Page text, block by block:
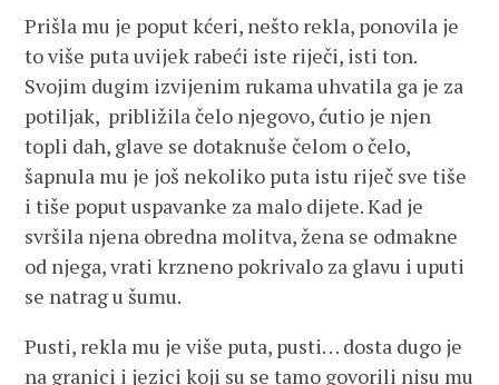
Prišla mu je poput kćeri, nešto rekla, ponovila je
to više puta uvijek rabeći iste riječi, isti ton.
Svojim dugim izvijenim rukama uhvatila ga je za
potiljak, približila čelo njegovo, ćutio je njen
topli dah, glave se dotaknuše čelom o čelo,
šapnula mu je još nekoliko puta istu riječ sve tiše
i tiše poput uspavanke za malo dijete. Kad je
svršila njena obredna molitva, žena se odmakne
od njega, vrati krzneno pokrivalo za glavu i uputi
se natrag u šumu.
Pusti, rekla mu je više puta, pusti… dosta dugo je
na granici i jezici koji su se tamo govorili nisu mu